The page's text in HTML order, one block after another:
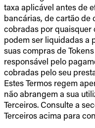
taxa aplicável antes de
bancárias, de cartão de
cobradas por quaisquer
podem ser liquidadas a
suas compras de
responsável pelo
cobradas pelo seu
Estes Termos regem
não abrangem a sua
Terceiros. Consulte a
Terceiros acima para